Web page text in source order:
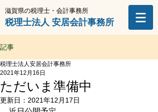
滋賀県の税理士・会計事務所
​税理士法人​安居会計事務所
記事
ただいま準備中
税理士法人安居会計事務所
2021年12月16日
更新日： 2021年12月17日